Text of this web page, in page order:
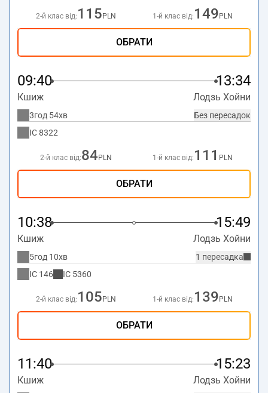
2-й клас від: 115 PLN 1-й клас від: 149 PLN
ОБРАТИ
09:40 13:34
Кшиж Лодзь Хойни
Без пересадок
3год 54хв
IC8322
2-й клас від:84 PLN 1-й клас від: 111 PLN
ОБРАТИ
10:38 15:49
Кшиж Лодзь Хойни
1 пересадка
5год 10хв
IC 146 IC 5360
2-й клас від: 105 PLN 1-й клас від: 139 PLN
ОБРАТИ
11:40 15:23
Кшиж Лодзь Хойни